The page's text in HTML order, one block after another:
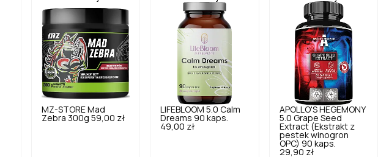
MZ-STORE Mad
Zebra 300g 59,00 zł
LIFEBLOOM 5.0 Calm
Dreams 90 kaps.
49,00 zł
APOLLO'S HEGEMONY
5.0 Grape Seed
Extract (Ekstrakt z
pestek winogron
OPC) 90 kaps.
29,90 zł